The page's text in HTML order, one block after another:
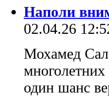
Наполи
02.04.26
Мохамед
один шанс